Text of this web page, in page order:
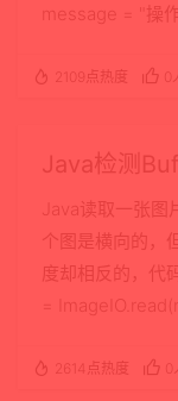
message = "操
2109点热度
Java检测
Java读取一张图
个图是横向的，
度却相反的，代
=
2614点热度